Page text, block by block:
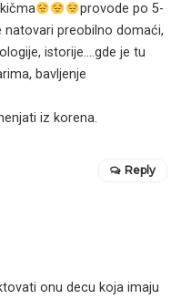
provode po 5-
natovari preobilno domaći,
istorije….gde je tu
bavljenje
iz korena.
onu decu koja imaju
Reply